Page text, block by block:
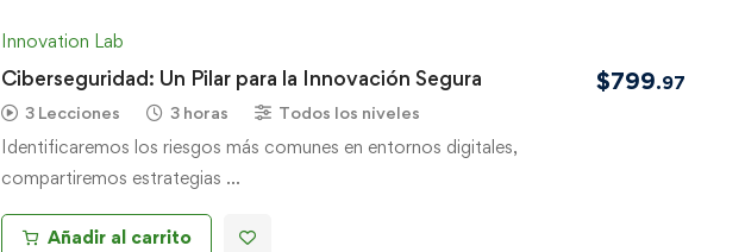
Innovation Lab
Ciberseguridad: Un Pilar para la Innovación Segura
3 Lecciones 3 horas Todos los niveles
Identificaremos los riesgos más comunes en entornos digitales,
compartiremos estrategias …
$799.97
Añadir al carrito